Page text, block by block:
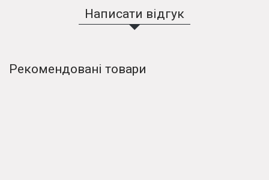
Написати відгук
Рекомендовані товари